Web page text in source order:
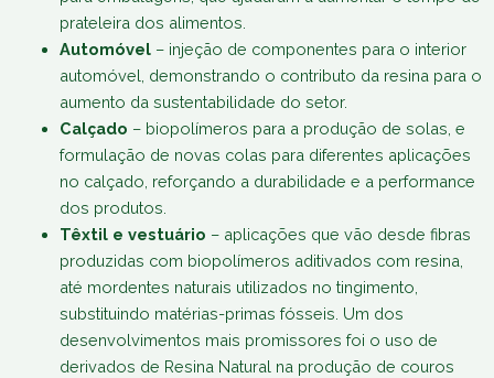
prateleira dos alimentos.
Automóvel– injeção de componentes para o interior
automóvel, demonstrando o contributo da resina para o
aumento da sustentabilidade do setor.
Calçado – biopolímeros para a produção de solas, e
formulação de novas colas para diferentes aplicações
no calçado, reforçando a durabilidade e a performance
dos produtos.
Têxtil e vestuário – aplicações que vão desde fibras
produzidas com biopolímeros aditivados com resina,
até mordentes naturais utilizados no tingimento,
substituindo matérias-primas fósseis. Um dos
desenvolvimentos mais promissores foi o uso de
derivados de Resina Natural na produção de couros